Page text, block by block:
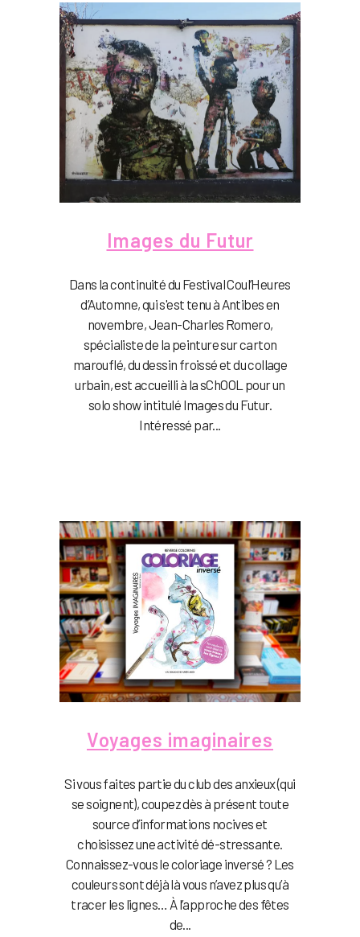
Images du Futur
Dans la continuité du Festival Coul’Heures
d’Automne, qui s'est tenu à Antibes en
novembre, Jean-Charles Romero,
spécialiste de la peinture sur carton
marouflé, du dessin froissé et du collage
urbain, est accueilli à la sChOOL pour un
solo show intitulé Images du Futur.
Intéressé par...
Voyages imaginaires
Si vous faites partie du club des anxieux (qui
se soignent), coupez dès à présent toute
source d’informations nocives et
choisissez une activité dé-stressante.
Connaissez-vous le coloriage inversé ? Les
couleurs sont déjà là vous n’avez plus qu’à
tracer les lignes… À l’approche des fêtes
de...